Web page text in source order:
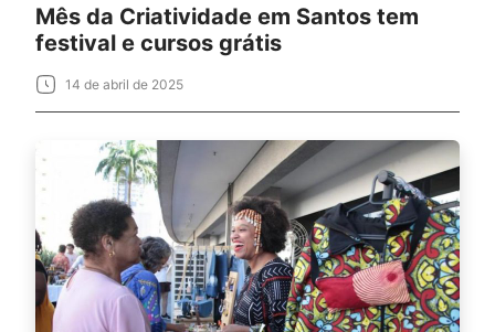
Mês da Criatividade em Santos tem
festival e cursos grátis
14 de abril de 2025